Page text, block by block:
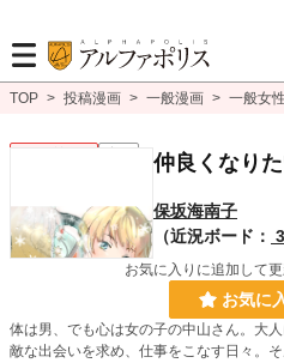
TOP > 投稿漫画 > 一般漫画 > 一般女
仲良くなりた
保坂海南子
（近況ボード：
お気に入りに追加して
お気に
体は男、でも心は女の子の中山さん。大
敵な出会いを求め、仕事をこなす日々。